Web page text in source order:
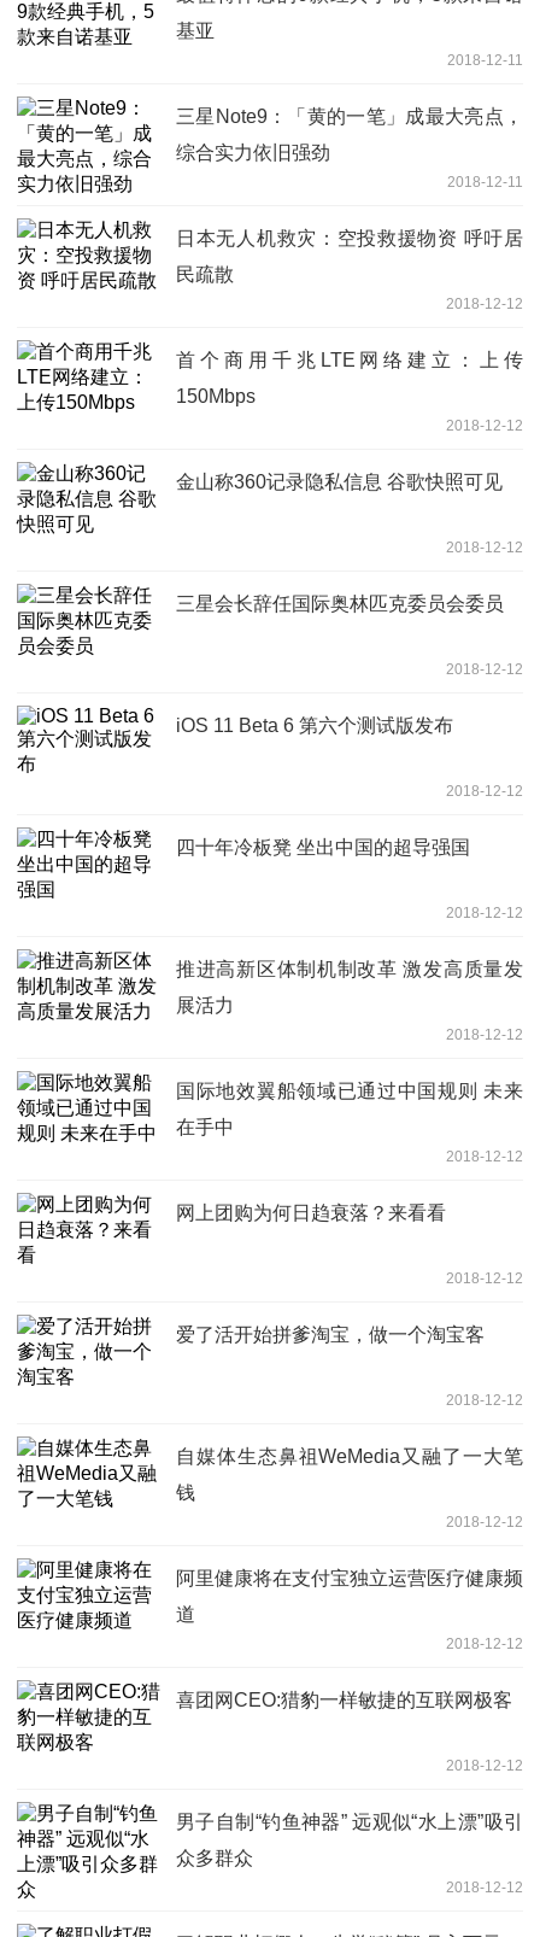
基亚
2018-12-11
三星Note9：「黄的一笔」成最大亮点，
综合实力依旧强劲
2018-12-11
日本无人机救灾：空投救援物资 呼吁居
民疏散
2018-12-12
首个商用千兆LTE网络建立：上传
150Mbps
2018-12-12
金山称360记录隐私信息 谷歌快照可见
2018-12-12
三星会长辞任国际奥林匹克委员会委员
2018-12-12
iOS 11 Beta 6 第六个测试版发布
2018-12-12
四十年冷板凳 坐出中国的超导强国
2018-12-12
推进高新区体制机制改革 激发高质量发
展活力
2018-12-12
国际地效翼船领域已通过中国规则 未来
在手中
2018-12-12
网上团购为何日趋衰落？来看看
2018-12-12
爱了活开始拼爹淘宝，做一个淘宝客
2018-12-12
自媒体生态鼻祖WeMedia又融了一大笔
钱
2018-12-12
阿里健康将在支付宝独立运营医疗健康频
道
2018-12-12
喜团网CEO:猎豹一样敏捷的互联网极客
2018-12-12
男子自制“钓鱼神器” 远观似“水上漂”吸引
众多群众
2018-12-12